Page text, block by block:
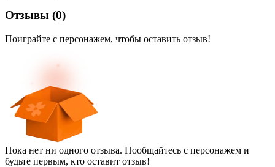
Отзывы (0)
Поиграйте с персонажем, чтобы оставить отзыв!
Пока нет ни одного отзыва. Пообщайтесь с персонажем и
будьте первым, кто оставит отзыв!